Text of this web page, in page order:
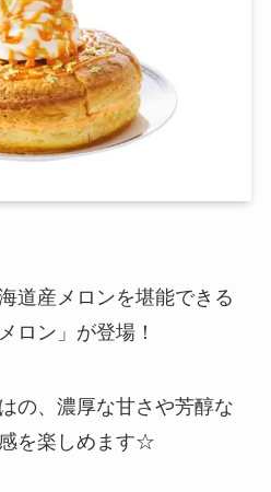
道産メロンを堪能できる
ロン」が登場！
の、濃厚な甘さや芳醇な
を楽しめます☆